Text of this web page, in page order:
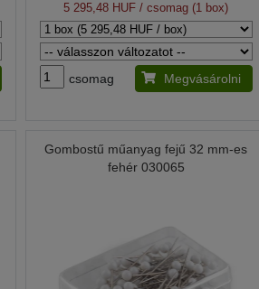
5 295,48 HUF / csomag (1 box)
csomag Megvásárolni
Gombostű műanyag fejű 32 mm-es
fehér 030065